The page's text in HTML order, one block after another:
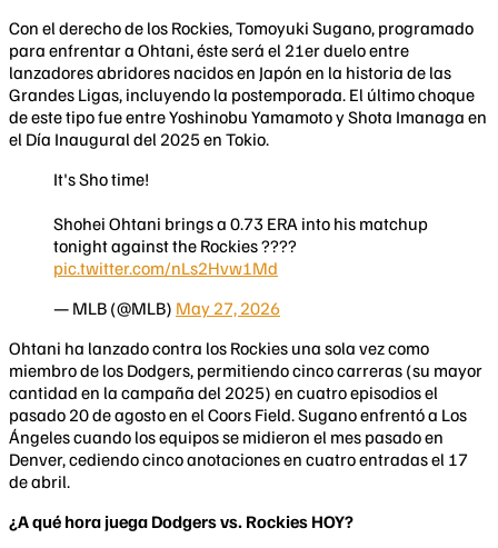
Con el derecho de los Rockies, Tomoyuki Sugano, programado
para enfrentar a Ohtani, éste será el 21er duelo entre
lanzadores abridores nacidos en Japón en la historia de las
Grandes Ligas, incluyendo la postemporada. El último choque
de este tipo fue entre Yoshinobu Yamamoto y Shota Imanaga en
el Día Inaugural del 2025 en Tokio.
It's Sho time!
Shohei Ohtani brings a 0.73 ERA into his matchup
tonight against the Rockies ????
pic.twitter.com/nLs2Hvw1Md
— MLB (@MLB) May 27, 2026
Ohtani ha lanzado contra los Rockies una sola vez como
miembro de los Dodgers, permitiendo cinco carreras (su mayor
cantidad en la campaña del 2025) en cuatro episodios el
pasado 20 de agosto en el Coors Field. Sugano enfrentó a Los
Ángeles cuando los equipos se midieron el mes pasado en
Denver, cediendo cinco anotaciones en cuatro entradas el 17
de abril.
¿A qué hora juega Dodgers vs. Rockies HOY?